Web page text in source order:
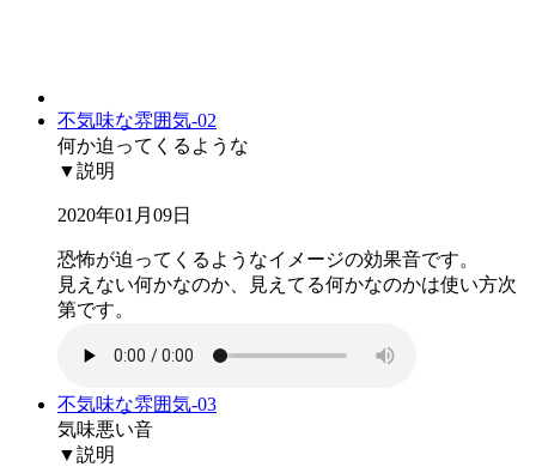
不気味な雰囲気-02
何か迫ってくるような
▼説明
2020年01月09日
恐怖が迫ってくるようなイメージの効果音です。
見えない何かなのか、見えてる何かなのかは使い方次
第です。
不気味な雰囲気-03
気味悪い音
▼説明